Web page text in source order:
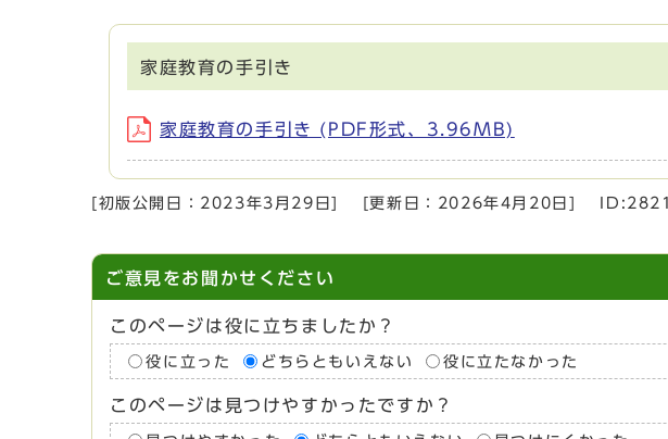
家庭教育の手引き
家庭教育の手引き (PDF形式、3.96MB)
[初版公開日： 2023年3月29日 [更新日： 2026年4月20日 ID:2821
ご意見をお聞かせください
このページは役に立ちましたか？
役に立った どちらともいえない 役に立たなかった
このページは見つけやすかったですか？